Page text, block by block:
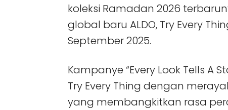
koleksi Ramadan 2026
global baru ALDO, Try Every
September 2025.
Kampanye “Every Look Tells A
Try Every Thing dengan
yang membangkitkan rasa